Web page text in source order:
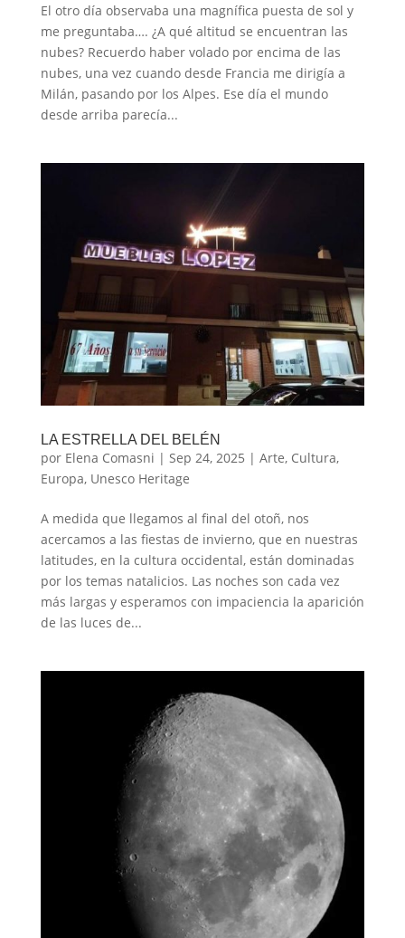
El otro día observaba una magnífica puesta de sol y
me preguntaba…. ¿A qué altitud se encuentran las
nubes? Recuerdo haber volado por encima de las
nubes, una vez cuando desde Francia me dirigía a
Milán, pasando por los Alpes. Ese día el mundo
desde arriba parecía...
LA ESTRELLA DEL BELÉN
por Elena Comasni | Sep 24, 2025 | Arte, Cultura,
Europa, Unesco Heritage
A medida que llegamos al final del otoñ, nos
acercamos a las fiestas de invierno, que en nuestras
latitudes, en la cultura occidental, están dominadas
por los temas natalicios. Las noches son cada vez
más largas y esperamos con impaciencia la aparición
de las luces de...